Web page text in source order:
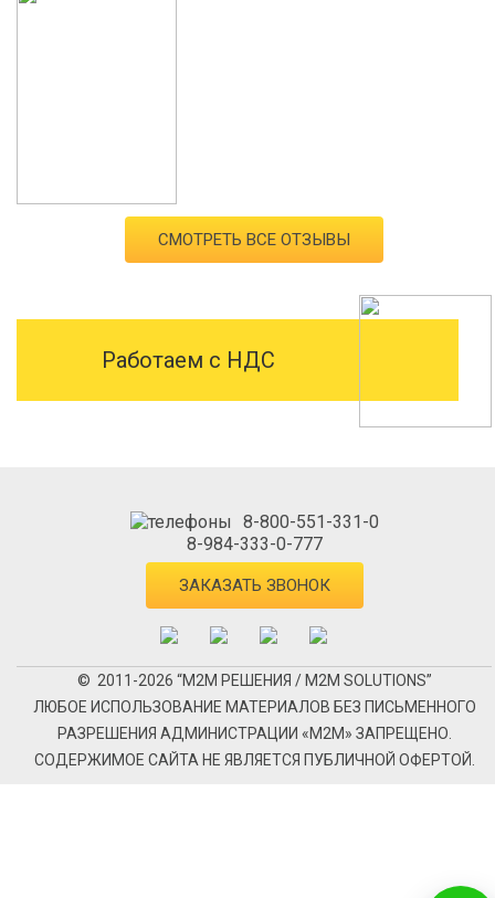
СМОТРЕТЬ ВСЕ ОТЗЫВЫ
Работаем с НДС
8-800-551-331-0
8-984-333-0-777
ЗАКАЗАТЬ ЗВОНОК
© 2011-2026 “М2М РЕШЕНИЯ / M2M SOLUTIONS”
ЛЮБОЕ ИСПОЛЬЗОВАНИЕ МАТЕРИАЛОВ БЕЗ ПИСЬМЕННОГО
РАЗРЕШЕНИЯ АДМИНИСТРАЦИИ «М2М» ЗАПРЕЩЕНО.
СОДЕРЖИМОЕ САЙТА НЕ ЯВЛЯЕТСЯ ПУБЛИЧНОЙ ОФЕРТОЙ.